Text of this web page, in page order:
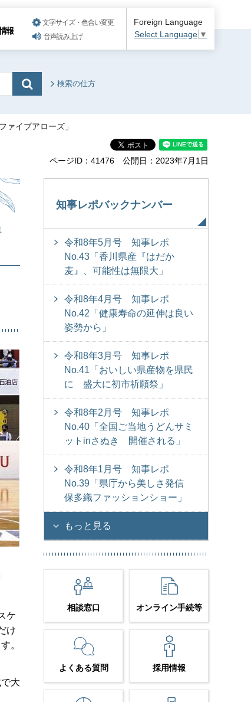
報
文字サイズ・色合い変更
音声読み上げ
Foreign Language
Select Language ▼
検索の仕方
イブアローズ」
ページID：41476 公開日：2023年7月1日
ケ
け
。
大
知事レポバックナンバー
令和8年5月号 知事レポ
No.43「香川県産『はだか
麦』、可能性は無限大」
令和8年4月号 知事レポ
No.42「健康寿命の延伸は良い
姿勢から」
令和8年3月号 知事レポ
No.41「おいしい県産物を県民
に 盛大に初市祈願祭」
令和8年2月号 知事レポ
No.40「全国ご当地うどんサミ
ットinさぬき 開催される」
令和8年1月号 知事レポ
No.39「県庁から美しさ発信
保多織ファッションショー」
もっと見る
相談窓口 オンライン手続等
よくある質問 採用情報